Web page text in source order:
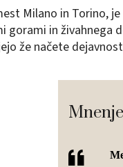
Milano in Torino,
in
že načete